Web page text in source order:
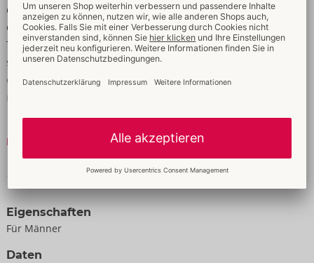
dem Gurtgeschirr eine exklusive Optik und Langlebigkeit. Die 4
cm breiten, versäuberten Lederriemen sorgen für angenehmen
Tragekomfort und eine optimale Passform, die sich einfach und
schnell mit Druckknöpfen anpassen lässt. Direkt auf der Haut
oder über Shirts tragbar – ein stilvolles Accessoire für einen
markanten Auftritt.
Mehr lesen
Daten & Eigenschaften
Eigenschaften
Für Männer
Daten